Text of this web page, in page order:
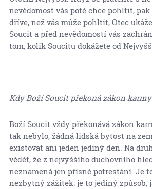
nevědomost vás poté chce pohltit,
dříve, než vás může pohltit, Otec
Soucit a před nevědomostí vás
tom, kolik Soucitu dokážete od
Kdy Boží Soucit překoná zákon
Boží Soucit vždy překonává zákon
tak nebylo, žádná lidská bytost na
existovat ani jeden jediný den. Na
vědět, že z nejvyššího duchovního
neznamená jen přísné potrestání. Je
nezbytný zážitek; je to jediný způsob,